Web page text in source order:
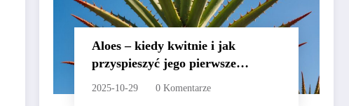
Aloes – kiedy kwitnie i jak
przyspieszyć jego pierwsze
2025-10-29 0 Komentarze